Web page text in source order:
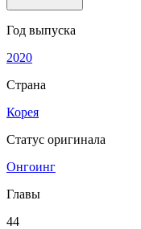
Год выпуска
2020
Страна
Корея
Статус оригинала
Онгоинг
Главы
44